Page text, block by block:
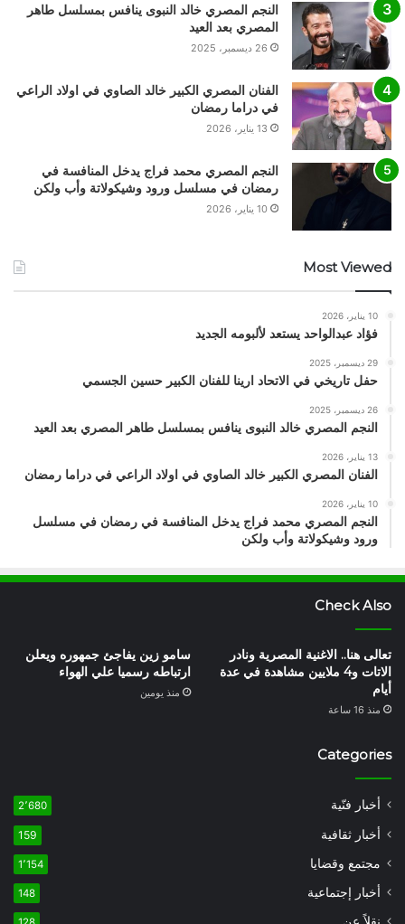
النجم المصري خالد النبوى ينافس بمسلسل طاهر
المصري بعد العيد
26 ديسمبر، 2025
الفنان المصري الكبير خالد الصاوي في اولاد الراعي
في دراما رمضان
13 يناير، 2026
النجم المصري محمد فراج يدخل المنافسة في
رمضان في مسلسل ورود وشيكولاتة وأب ولكن
10 يناير، 2026
Most Viewed
10 يناير، 2026
فؤاد عبدالواحد يستعد لألبومه الجديد
29 ديسمبر، 2025
حفل تاريخي في الاتحاد ارينا للفنان الكبير حسين الجسمي
26 ديسمبر، 2025
النجم المصري خالد النبوى ينافس بمسلسل طاهر المصري بعد العيد
13 يناير، 2026
الفنان المصري الكبير خالد الصاوي في اولاد الراعي في دراما رمضان
10 يناير، 2026
النجم المصري محمد فراج يدخل المنافسة في رمضان في مسلسل
ورود وشيكولاتة وأب ولكن
Check Also
تعالى هنا.. الاغنية المصرية ونادر
الاتات و4 ملايين مشاهدة في عدة
أيام
منذ 16 ساعة
سامو زين يفاجئ جمهوره ويعلن
ارتباطه رسميا علي الهواء
منذ يومين
Categories
أخبار فنّية 2٬680
أخبار ثقافية 159
مجتمع وقضايا 1٬154
أخبار إجتماعية 148
نقلاً عن